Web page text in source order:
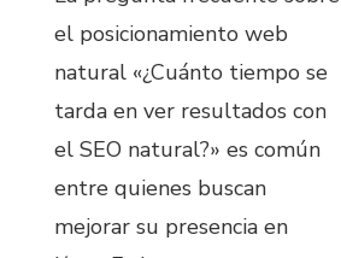
el posicionamiento web
natural «¿Cuánto tiempo se
tarda en ver resultados con
el SEO natural?» es común
entre quienes buscan
mejorar su presencia en